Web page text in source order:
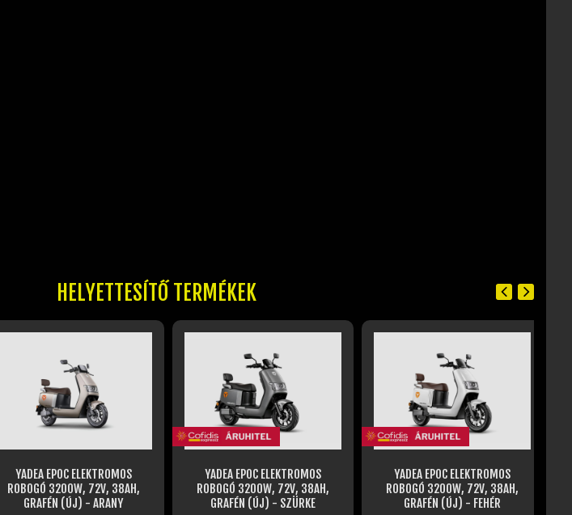
HELYETTESÍTŐ TERMÉKEK
YADEA EPOC ELEKTROMOS
ROBOGÓ 3200W, 72V, 38AH,
GRAFÉN (ÚJ) - ARANY
YADEA EPOC ELEKTROMOS
ROBOGÓ 3200W, 72V, 38AH,
GRAFÉN (ÚJ) - SZÜRKE
YADEA EPOC ELEKTROMOS
ROBOGÓ 3200W, 72V, 38AH,
GRAFÉN (ÚJ) - FEHÉR